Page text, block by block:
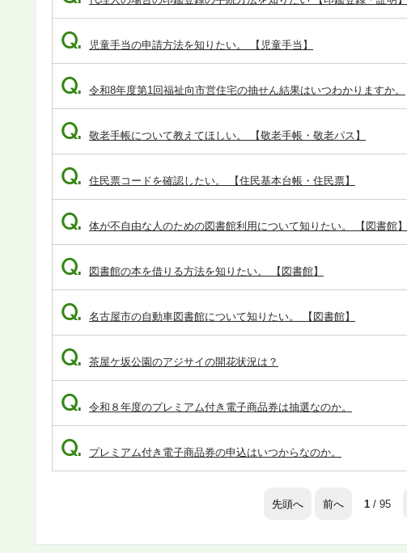
Q. 児童手当の申請方法を知りたい。 【児童手当】
Q. 令和8年度第1回福祉向市営住宅の抽せん結果はいつわかりますか。
Q. 敬老手帳について教えてほしい。 【敬老手帳・敬老パス】
Q. 住民票コードを確認したい。 【住民基本台帳・住民票】
Q. 体が不自由な人のための図書館利用について知りたい。 【図書館】
Q. 図書館の本を借りる方法を知りたい。 【図書館】
Q. 名古屋市の自動車図書館について知りたい。 【図書館】
Q. 茶屋ケ坂公園のアジサイの開花状況は？
Q. 令和８年度のプレミアム付き電子商品券は抽選なのか。
Q. プレミアム付き電子商品券の申込はいつからなのか。
先頭へ 前へ 1/ 95